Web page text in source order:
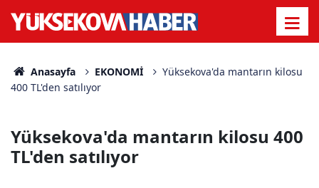
Anasayfa EKONOMİ
Yüksekova'da mantarın kilosu
400 TL'den satılıyor
Yüksekova'da mantarın kilosu 400
TL'den satılıyor